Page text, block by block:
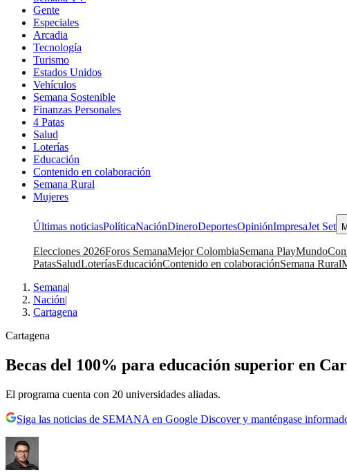
Gente
Especiales
Arcadia
Tecnología
Turismo
Estados Unidos
Vehículos
Semana Sostenible
Finanzas Personales
4 Patas
Salud
Loterías
Educación
Contenido en colaboración
Semana Rural
Mujeres
Últimas noticiasPolíticaNaciónDineroDeportesOpiniónImpresaJet Set
Elecciones 2026Foros SemanaMejor ColombiaSemana PlayMundo
PatasSaludLoteríasEducaciónContenido en colaboraciónSemana Rural
Semana|
Nación|
Cartagena
Cartagena
Becas del 100% para educación superior en
El programa cuenta con 20 universidades aliadas.
Siga las noticias de SEMANA en Google Discover y manténgase